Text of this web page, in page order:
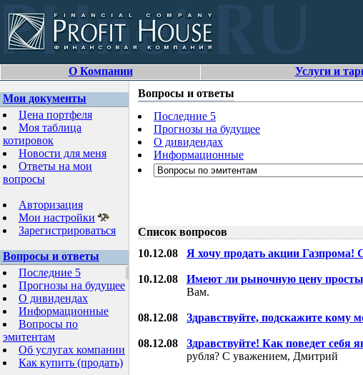
О Компании
Услуги и
Мои документы
Цена портфеля
Моя таблица
котировок
Новости для меня
Ответы на мои
вопросы
Авторизация
Мои настройки
Зарегистрироваться
Вопросы и ответы
Последние 5
Прогнозы на будущее
О дивидендах
Информационные
Вопросы по
эмитентам
Об услугах компании
Как купить (продать)
Вопросы и ответы
Последние 5
Прогнозы на будущее
О дивидендах
Информационные
Список вопросов
10.12.08 Я хочу продать акции Газпрома!
10.12.08 Имеют ли рыночную цену
Вам.
08.12.08 Здравствуйте, подскажите кому
08.12.08 Здравствуйте! Как поведет себя
рубля? С уважением, Дмитрий